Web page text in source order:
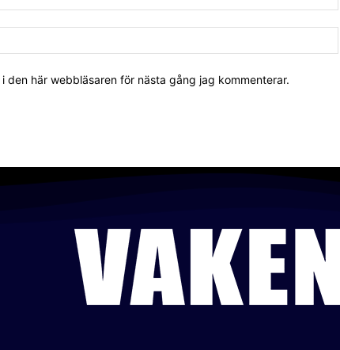
den här webbläsaren för nästa gång jag kommenterar.